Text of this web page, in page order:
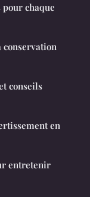
chaque
conseils
en
entretenir